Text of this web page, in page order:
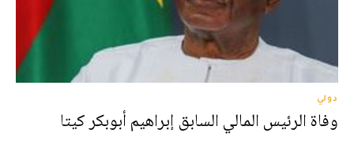
دولي
وفاة الرئيس المالي السابق إبراهيم أبوبكر كيتا